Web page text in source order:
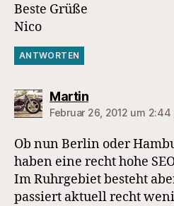
Beste Grüße
Nico
ANTWORTEN
Martinsagt:
Februar 26, 2012 um 2:44
Ob nun Berlin oder
haben eine recht hohe
Im Ruhrgebiet besteht
passiert aktuell recht